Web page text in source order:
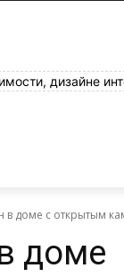
дизайне
в доме с открытым
доме